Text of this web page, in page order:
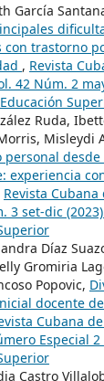
García
con trastorno
, Revista
42 Núm. 2
Ruda,
Misleydi
experiencia
Revista
3 set-dic
Díaz
Gromiria
Popovic,
docente
Cubana
Especial
Castro